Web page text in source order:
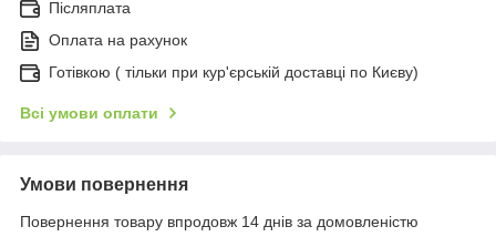
Післяплата
Оплата на рахунок
Готівкою ( тільки при кур'єрській доставці по Києву)
Всі умови оплати
Умови повернення
Повернення товару впродовж 14 днів за домовленістю